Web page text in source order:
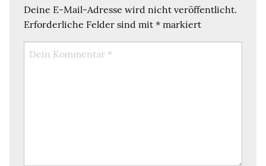
Deine E-Mail-Adresse wird nicht veröffentlicht.
Erforderliche Felder sind mit * markiert